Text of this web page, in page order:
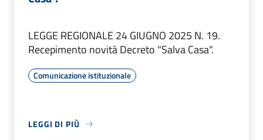
LEGGE REGIONALE 24 GIUGNO 2025 N. 19.
Recepimento novità Decreto "Salva Casa".
Comunicazione istituzionale
LEGGI DI PIÙ